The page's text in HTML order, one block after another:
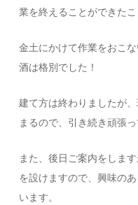
業を終えることができた
金土にかけて作業をおこ
酒は格別でした！
建て方は終わりましたが
まるので、引き続き頑張
また、後日ご案内をしま
を設けますので、興味の
います。